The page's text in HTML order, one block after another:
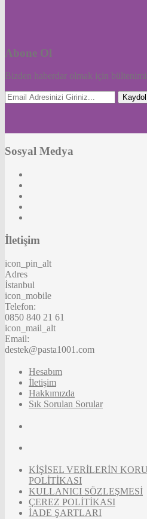
Abone Ol
Bizden haberdar olmak için
Sosyal Medya
İletişim
icon_pin_alt
Adres
İstanbul
icon_mobile
Telefon:
0850 840 21 61
icon_mail_alt
Email:
destek@pasta1001.com
Hesabım
İletişim
Hakkımızda
Sık Sorulan Sorular
KİŞİSEL VERİLERİN
POLİTİKASI
KULLANICI SÖZLEŞMESİ
ÇEREZ POLİTİKASI
İADE ŞARTLARI